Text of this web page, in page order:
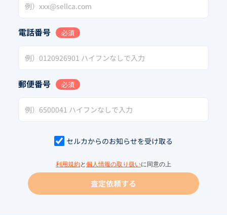
電話番号 必須
郵便番号 必須
セルカからのお知らせを受け取る
利用規約と 個人情報の取り扱いに同意の上
査定依頼する